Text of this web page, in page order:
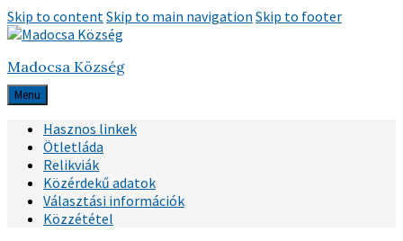
Skip to contentSkip to main navigation Skip to footer
Madocsa Község
Menu
Hasznos linkek
Ötletláda
Relikviák
Közérdekű adatok
Választási információk
Közzététel